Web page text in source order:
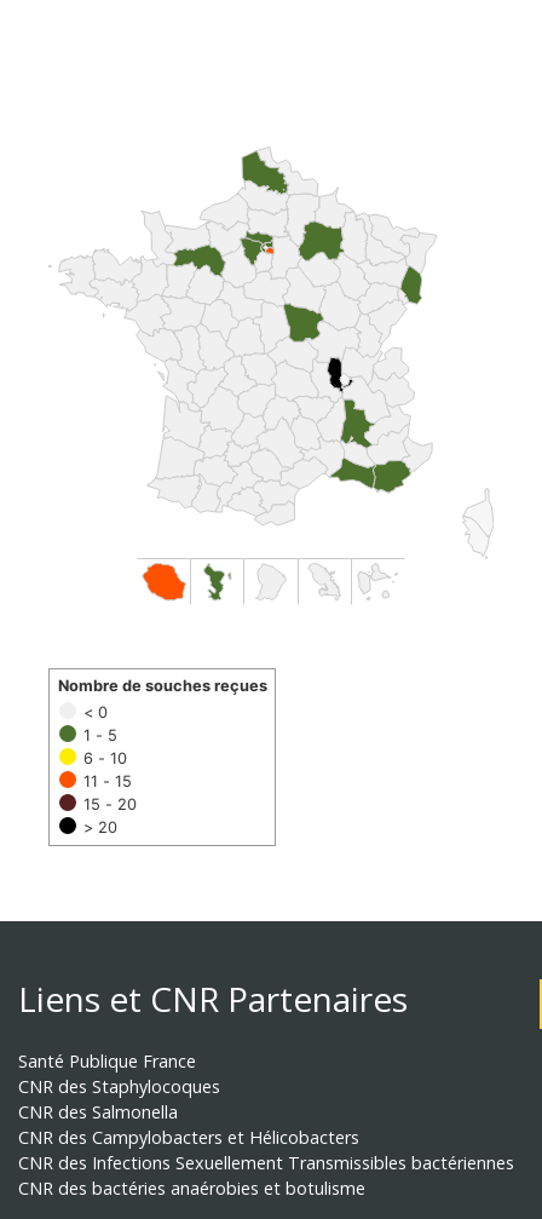
< 0
1 - 5
6 - 10
11 - 15
15 - 20
> 20
Nombre de souches reçues
Liens et CNR Partenaires
Santé Publique France
CNR des Staphylocoques
CNR des Salmonella
CNR des Campylobacters et Hélicobacters
CNR des Infections Sexuellement Transmissibles bactériennes
CNR des bactéries anaérobies et botulisme